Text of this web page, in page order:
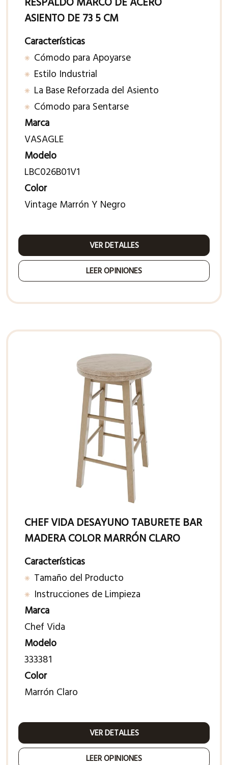
ASIENTO DE 73 5 CM
Características
Cómodo para Apoyarse
Estilo Industrial
La Base Reforzada del Asiento
Cómodo para Sentarse
Marca
VASAGLE
Modelo
LBC026B01V1
Color
Vintage Marrón Y Negro
VER DETALLES
LEER OPINIONES
CHEF VIDA DESAYUNO TABURETE BAR
MADERA COLOR MARRÓN CLARO
Características
Tamaño del Producto
Instrucciones de Limpieza
Marca
Chef Vida
Modelo
333381
Color
Marrón Claro
VER DETALLES
LEER OPINIONES